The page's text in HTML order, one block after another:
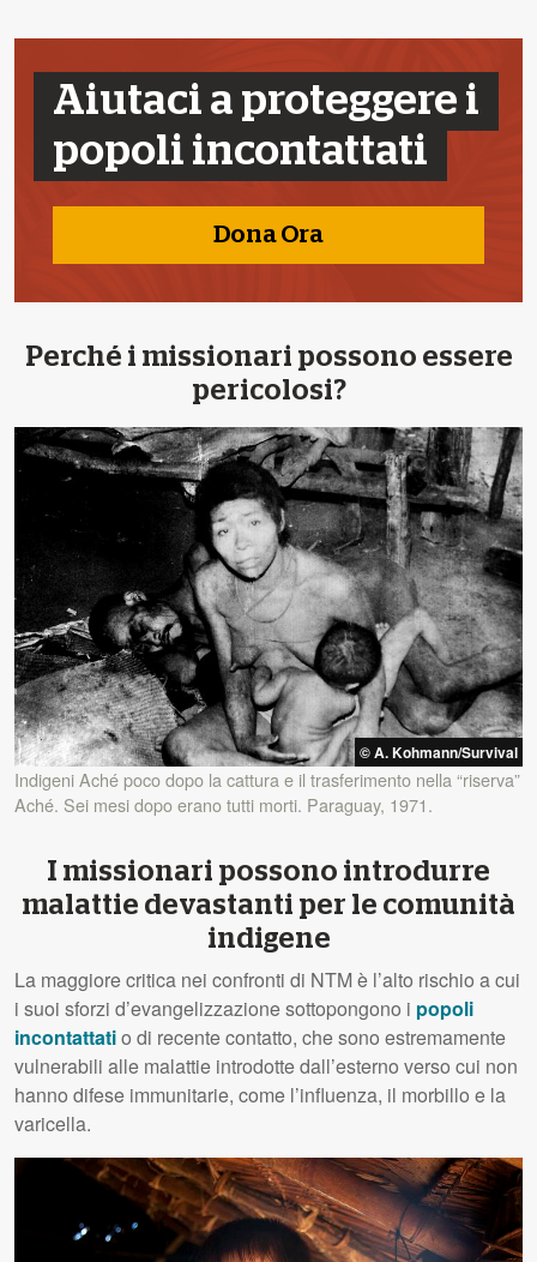
Aiutaci a proteggere i
popoli incontattati
Dona Ora
Perché i missionari possono essere
pericolosi?
© A. Kohmann/Survival
Indigeni Aché poco dopo la cattura e il trasferimento nella “riserva”
Aché. Sei mesi dopo erano tutti morti. Paraguay, 1971.
I missionari possono introdurre
malattie devastanti per le comunità
indigene
La maggiore critica nei confronti di NTM è l’alto rischio a cui
i suoi sforzi d’evangelizzazione sottopongono i popoli
incontattatio di recente contatto, che sono estremamente
vulnerabili alle malattie introdotte dall’esterno verso cui non
hanno difese immunitarie, come l’influenza, il morbillo e la
varicella.